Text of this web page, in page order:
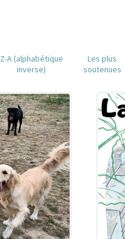
Z-A (alphabétique
inverse)
Les plus
soutenues